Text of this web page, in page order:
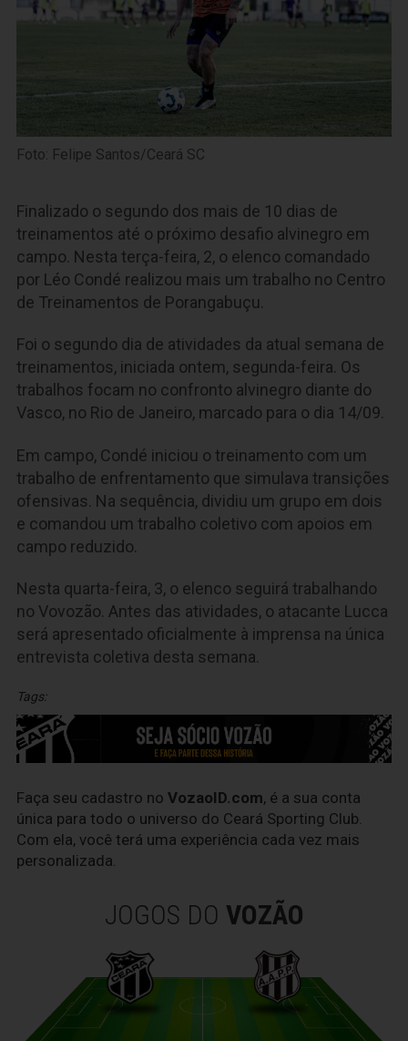
Foto: Felipe Santos/Ceará SC
Finalizado o segundo dos mais de 10 dias de
treinamentos até o próximo desafio alvinegro em
campo. Nesta terça-feira, 2, o elenco comandado
por Léo Condé realizou mais um trabalho no Centro
de Treinamentos de Porangabuçu.
Foi o segundo dia de atividades da atual semana de
treinamentos, iniciada ontem, segunda-feira. Os
trabalhos focam no confronto alvinegro diante do
Vasco, no Rio de Janeiro, marcado para o dia 14/09.
Em campo, Condé iniciou o treinamento com um
trabalho de enfrentamento que simulava transições
ofensivas. Na sequência, dividiu um grupo em dois
e comandou um trabalho coletivo com apoios em
campo reduzido.
Nesta quarta-feira, 3, o elenco seguirá trabalhando
no Vovozão. Antes das atividades, o atacante Lucca
será apresentado oficialmente à imprensa na única
entrevista coletiva desta semana.
Tags:
Faça seu cadastro no VozaoID.com, é a sua conta
única para todo o universo do Ceará Sporting Club.
Com ela, você terá uma experiência cada vez mais
personalizada.
JOGOS DO VOZÃO